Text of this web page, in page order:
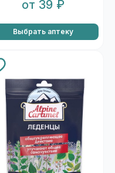
от 39 ₽
Выбрать аптеку